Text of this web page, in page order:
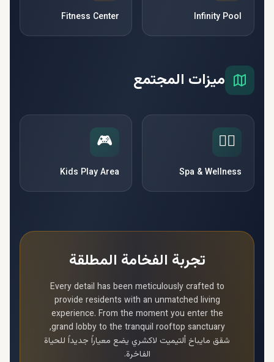
Infinity Pool
Fitness Center
ميزات المجتمع
🧘‍♀️
Spa & Wellness
🎮
Kids Play Area
تجربة الفخامة المطلقة
Every detail has been meticulously crafted to
provide residents with an unmatched living
experience. From the moment you enter the
grand lobby to the tranquil rooftop sanctuary,
شقق مايباخ ألتيميت لاكشري يضع معياراً جديداً للحياة
الفاخرة.